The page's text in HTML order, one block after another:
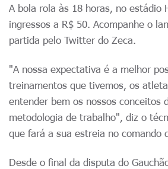
A bola rola às 18 horas, no estádio
ingressos a R$ 50. Acompanhe o
partida pelo Twitter do Zeca.
"A nossa expectativa é a melhor
treinamentos que tivemos, os
entender bem os nossos conceitos
metodologia de trabalho", diz o
que fará a sua estreia no comando
Desde o final da disputa do